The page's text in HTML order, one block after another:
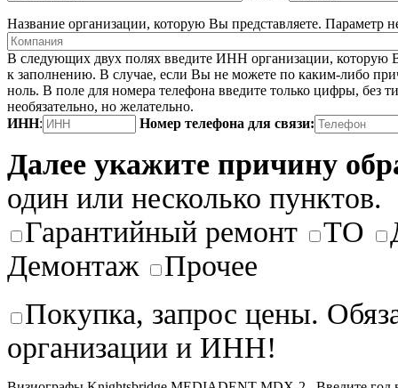
Название организации, которую Вы представляете. Параметр
В следующих двух полях введите ИНН организации, которую
к заполнению. В случае, если Вы не можете по каким-либо
ноль. В поле для номера телефона введите только цифры, без
необязательно, но желательно.
ИНН: Номер телефона для связи:
Далее укажите причину
один или несколько пунктов.
Гарантийный ремонт
ТО
Демонтаж
Прочее
Покупка, запрос цены.
организации и ИНН!